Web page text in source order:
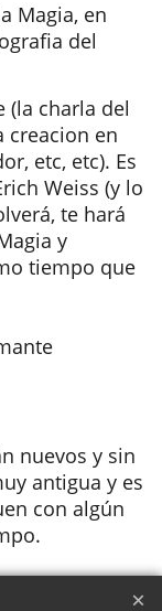
Magia, en
del
(la charla del
creacion en
etc, etc). Es
Weiss (y lo
te hará
y
tiempo que
nuevos y sin
antigua y es
con algún